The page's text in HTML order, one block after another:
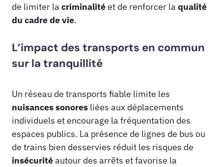
de limiter la criminalitéet de renforcer la qualité
du cadre de vie.
L’impact des transports en commun
sur la tranquillité
Un réseau de transports fiable limite les
nuisances sonores liées aux déplacements
individuels et encourage la fréquentation des
espaces publics. La présence de lignes de bus ou
de trains bien desservies réduit les risques de
insécuritéautour des arrêts et favorise la